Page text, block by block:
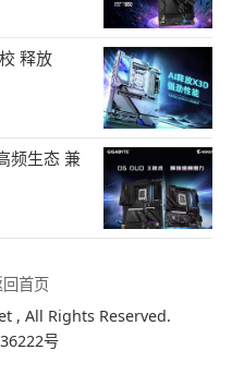
释放
频生态 兼
首页
, All Rights Reserved.
号